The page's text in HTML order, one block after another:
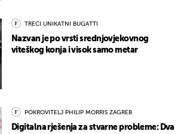
TREĆI UNIKATNI BUGATTI
Nazvan je po vrsti srednjovjekovnog
viteškog konja i visok samo metar
POKROVITELJ PHILIP MORRIS ZAGREB
Digitalna rješenja za stvarne probleme: Dva